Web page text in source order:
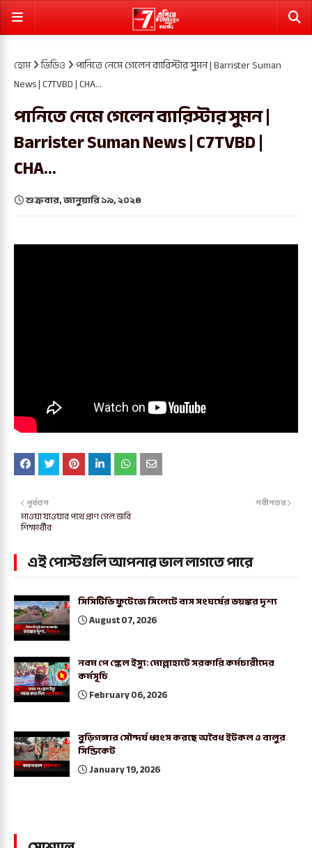
হোম ভিডিও
পানিতে নেমে গেলেন ব্যারিস্টার সুমন | Barrister Suman
News | C7TVBD | CHA...
পানিতে নেমে গেলেন ব্যারিস্টার সুমন |
Barrister Suman News | C7TVBD |
CHA...
শুক্রবার, জানুয়ারি ১৯, ২০২৪
নবীনতর
পূর্বতন
মাওয়া যাওয়ার পথে প্রাণ গেল জবি
শিক্ষার্থীর
এই পোস্টগুলি আপনার ভাল লাগতে পারে
সিসিটিভি ফুটেজে সিলেটে বাস সংঘর্ষের ভয়ঙ্কর দৃশ্য
August 07, 2026
নবম পে স্কেল ইস্যু: মোল্লাহাটে সরকারি কর্মচারীদের
কর্মসূচি
February 06, 2026
বুড়িগঙ্গার সৌন্দর্য ধ্বংস করছে অবৈধ ইটকল ও বালুর
সিন্ডিকেট
January 19, 2026